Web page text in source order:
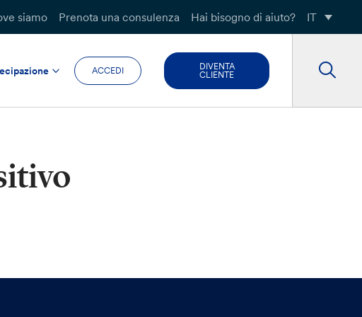
siamo Prenota una consulenza Hai bisogno di aiuto? IT
ACCEDI
DIVENTA
CLIENTE